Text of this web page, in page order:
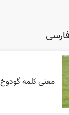
معنی کلمه گودوخ